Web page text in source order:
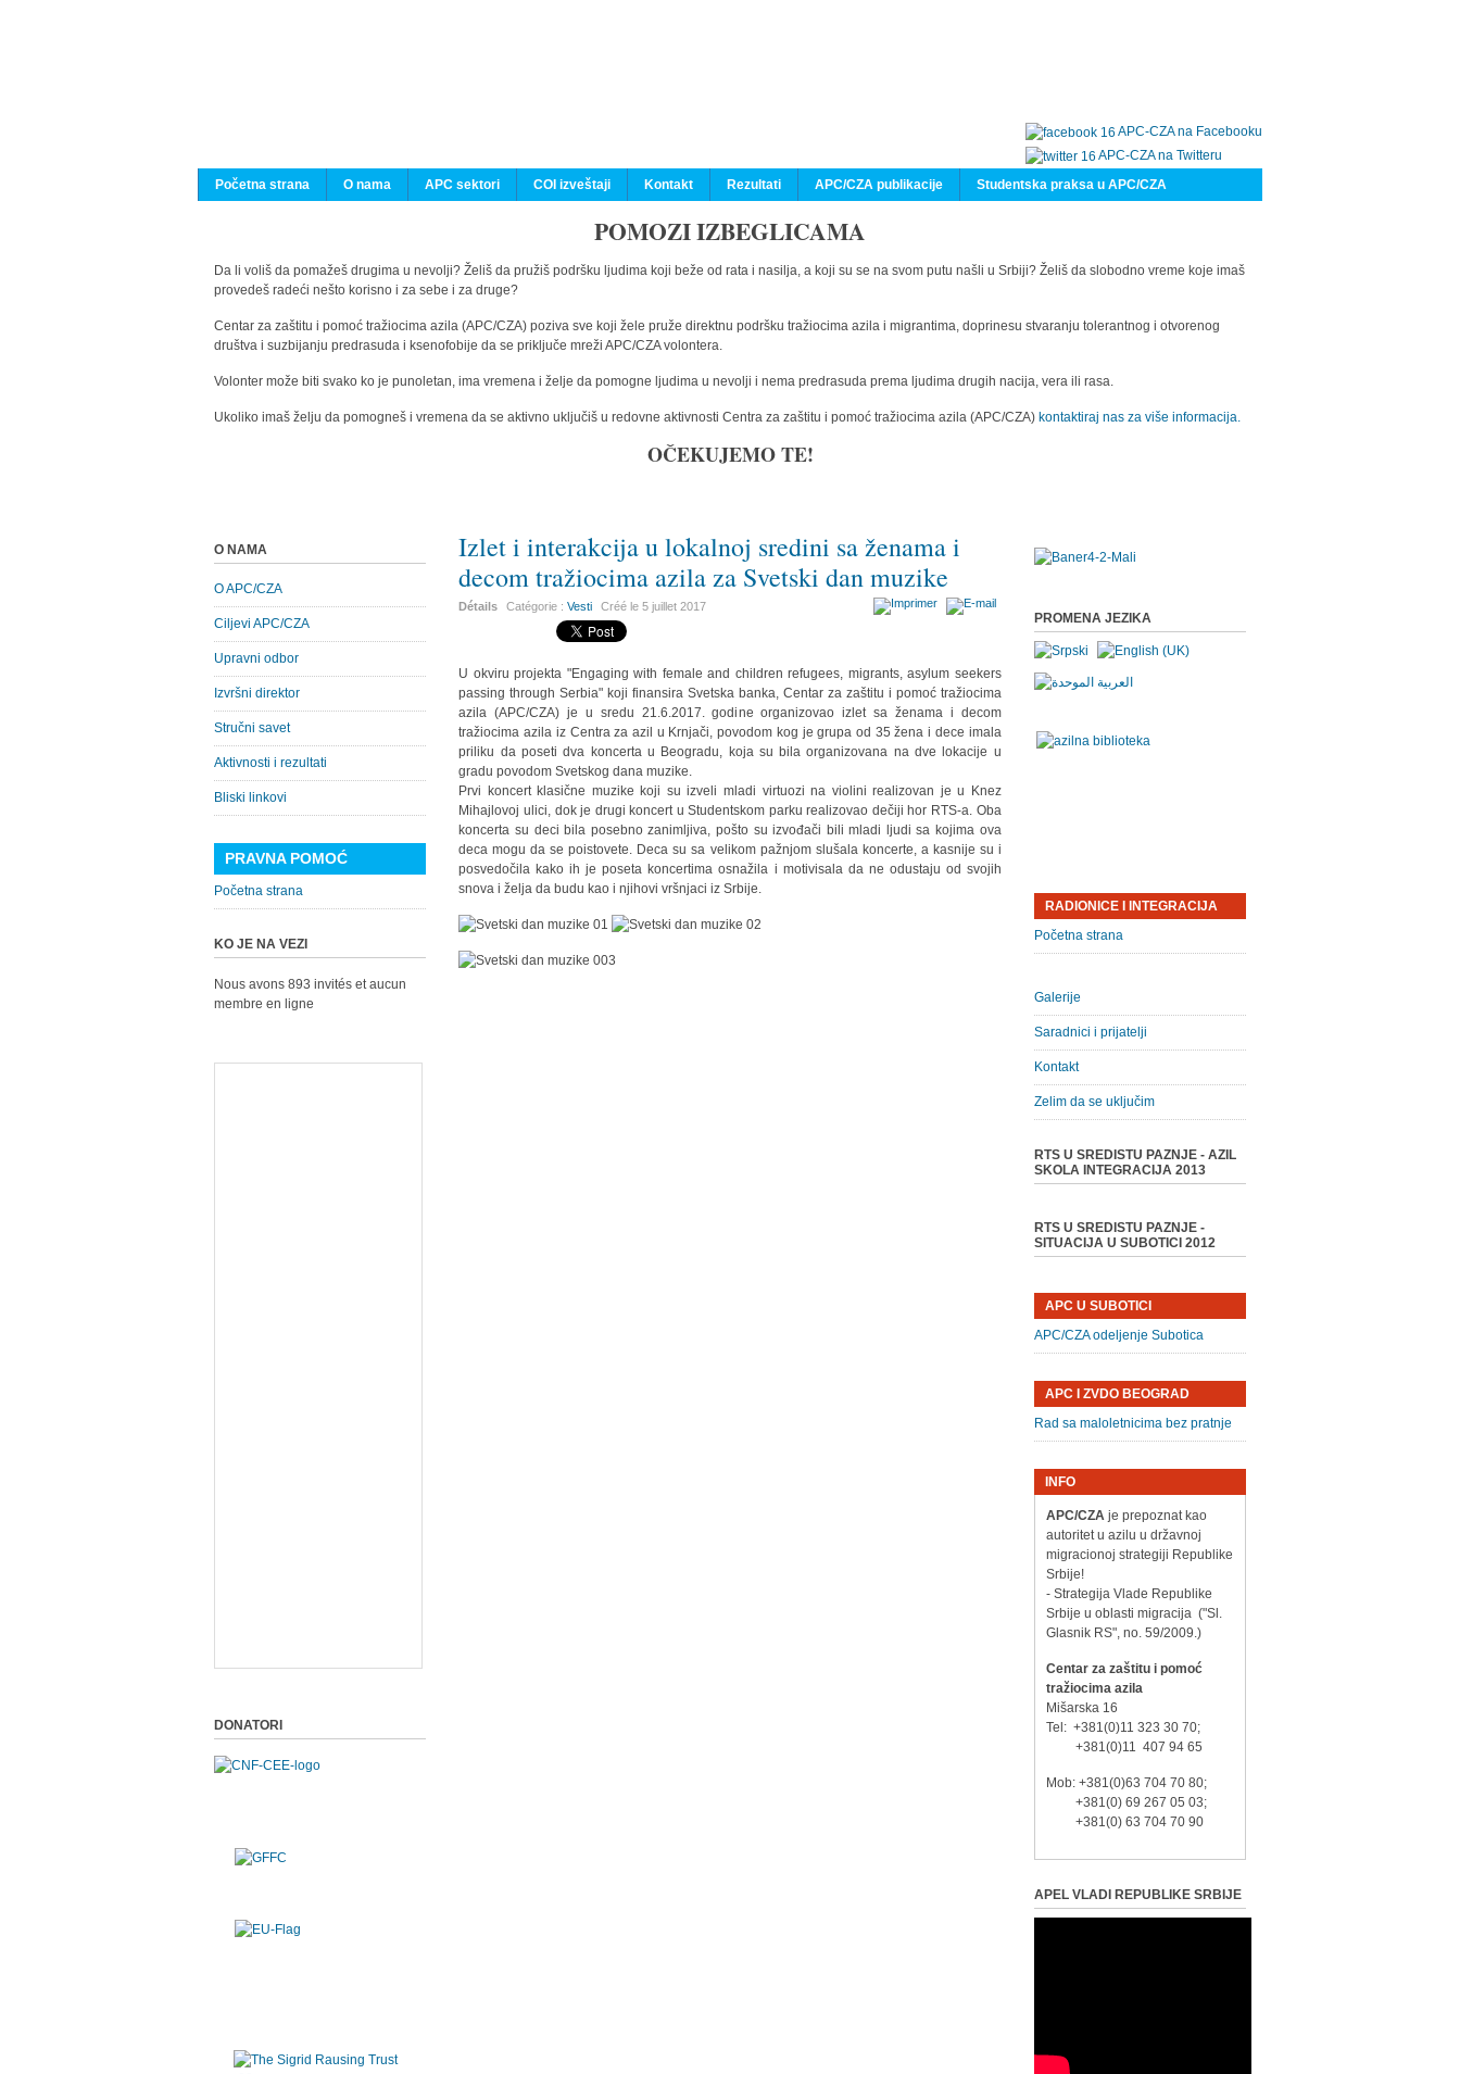
APC-CZA na Facebooku
APC-CZA na Twitteru
Početna strana
O nama APC sektori COI izveštaji Kontakt Rezultati APC/CZA publikacije Studentska praksa u APC/CZA
POMOZI IZBEGLICAMA
Da li voliš da pomažeš drugima u nevolji? Želiš da pružiš podršku ljudima koji beže od rata i nasilja, a koji su se na svom putu našli u Srbiji? Želiš da slobodno vreme koje imaš
provedeš radeći nešto korisno i za sebe i za druge?
Centar za zaštitu i pomoć tražiocima azila (APC/CZA) poziva sve koji žele pruže direktnu podršku tražiocima azila i migrantima, doprinesu stvaranju tolerantnog i otvorenog
društva i suzbijanju predrasuda i ksenofobije da se priključe mreži APC/CZA volontera.
Volonter može biti svako ko je punoletan, ima vremena i želje da pomogne ljudima u nevolji i nema predrasuda prema ljudima drugih nacija, vera ili rasa.
Ukoliko imaš želju da pomogneš i vremena da se aktivno uključiš u redovne aktivnosti Centra za zaštitu i pomoć tražiocima azila (APC/CZA) kontaktiraj nas za više informacija.
OČEKUJEMO TE!
Izlet i interakcija u lokalnoj sredini sa ženama i
decom tražiocima azila za Svetski dan muzike
Détails Catégorie :Vesti Créé le5 juillet 2017
U okviru projekta "Engaging with female and children refugees, migrants, asylum seekers
passing through Serbia" koji finansira Svetska banka, Centar za zaštitu i pomoć tražiocima
azila (APC/CZA) je u sredu 21.6.2017. godine organizovao izlet sa ženama i decom
tražiocima azila iz Centra za azil u Krnjači, povodom kog je grupa od 35 žena i dece imala
priliku da poseti dva koncerta u Beogradu, koja su bila organizovana na dve lokacije u
gradu povodom Svetskog dana muzike.
Prvi koncert klasične muzike koji su izveli mladi virtuozi na violini realizovan je u Knez
Mihajlovoj ulici, dok je drugi koncert u Studentskom parku realizovao dečiji hor RTS-a. Oba
koncerta su deci bila posebno zanimljiva, pošto su izvođači bili mladi ljudi sa kojima ova
deca mogu da se poistovete. Deca su sa velikom pažnjom slušala koncerte, a kasnije su i
posvedočila kako ih je poseta koncertima osnažila i motivisala da ne odustaju od svojih
snova i želja da budu kao i njihovi vršnjaci iz Srbije.
O NAMA
O APC/CZA
Ciljevi APC/CZA
Upravni odbor
Izvršni direktor
Stručni savet
Aktivnosti i rezultati
Bliski linkovi
PRAVNA POMOĆ
Početna strana
KO JE NA VEZI
Nous avons 893 invités et aucun
membre en ligne
DONATORI
PROMENA JEZIKA
RADIONICE I INTEGRACIJA
Početna strana
Galerije
Saradnici i prijatelji
Kontakt
Zelim da se uključim
RTS U SREDISTU PAZNJE - AZIL
SKOLA INTEGRACIJA 2013
RTS U SREDISTU PAZNJE -
SITUACIJA U SUBOTICI 2012
APC U SUBOTICI
APC/CZA odeljenje Subotica
APC I ZVDO BEOGRAD
Rad sa maloletnicima bez pratnje
INFO
APC/CZAje prepoznat kao
autoritet u azilu u državnoj
migracionoj strategiji Republike
Srbije!
- Strategija Vlade Republike
Srbije u oblasti migracija ("Sl.
Glasnik RS", no. 59/2009.)
Centar za zaštitu i pomoć
tražiocima azila
Mišarska 16
Tel: +381(0)11 323 30 70;
+381(0)11 407 94 65
Mob: +381(0)63 704 70 80;
+381(0) 69 267 05 03;
+381(0) 63 704 70 90
APEL VLADI REPUBLIKE SRBIJE